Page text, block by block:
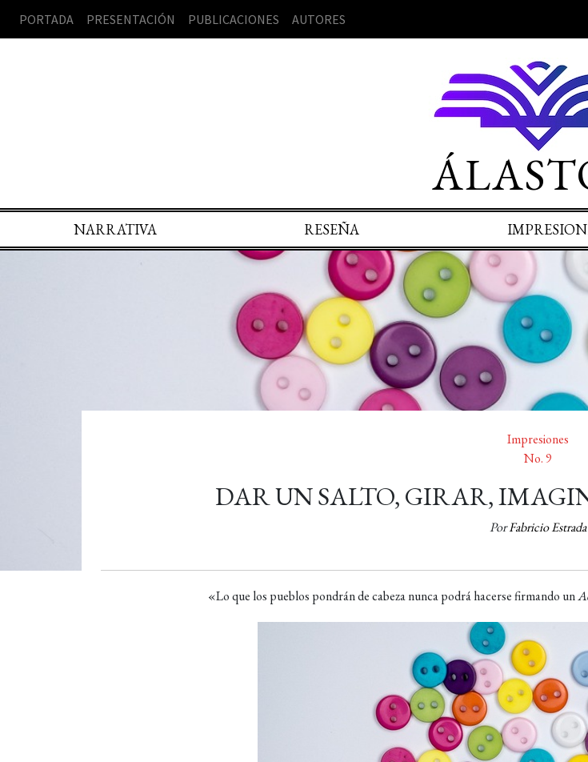
PORTADA PRESENTACIÓN PUBLICACIONES AUTORES
NARRATIVA RESEÑA
Impresiones
No. 9
DAR UN SALTO, GIRAR,
PorFabricio Estrada
«Lo que los pueblos pondrán de cabeza nunca podrá hacerse firmando un